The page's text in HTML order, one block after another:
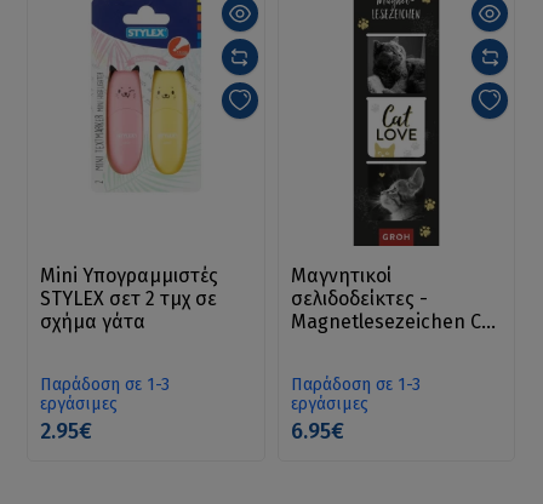
Mini Υπογραμμιστές
STYLEX σετ 2 τμχ σε
σχήμα γάτα
Παράδοση σε 1-3
εργάσιμες
2.95€
Μαγνητικοί
σελιδοδείκτες -
Magnetlesezeichen Cat
Παράδοση σε 1-3
εργάσιμες
6.95€